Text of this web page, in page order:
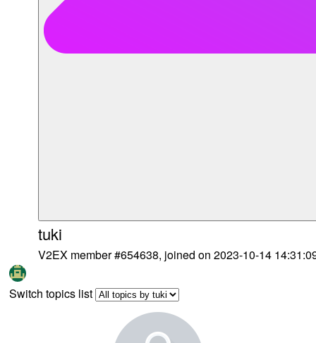
tuki
V2EX member #654638, joined on 2023-10-14
Switch topics list